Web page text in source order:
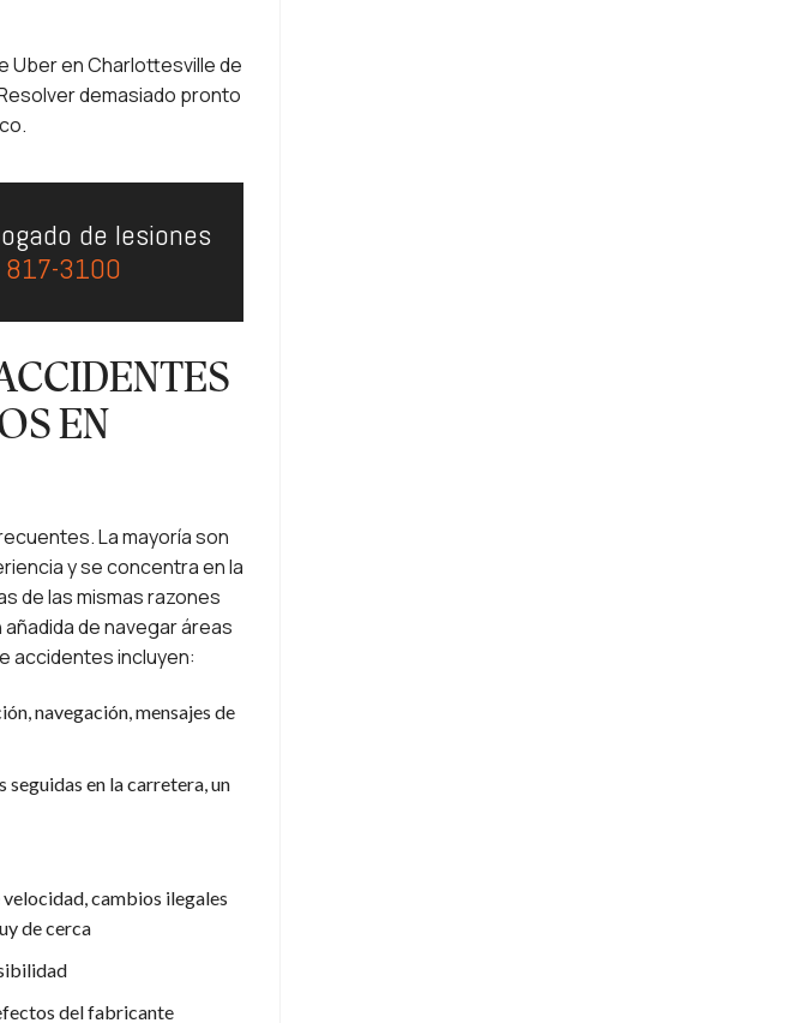
Uber en Charlottesville de
demasiado pronto
de lesiones
3100
EN
La mayoría son
y se concentra en la
de las mismas razones
de navegar áreas
accidentes incluyen:
navegación, mensajes de
en la carretera, un
cambios ilegales
de cerca
del fabricante